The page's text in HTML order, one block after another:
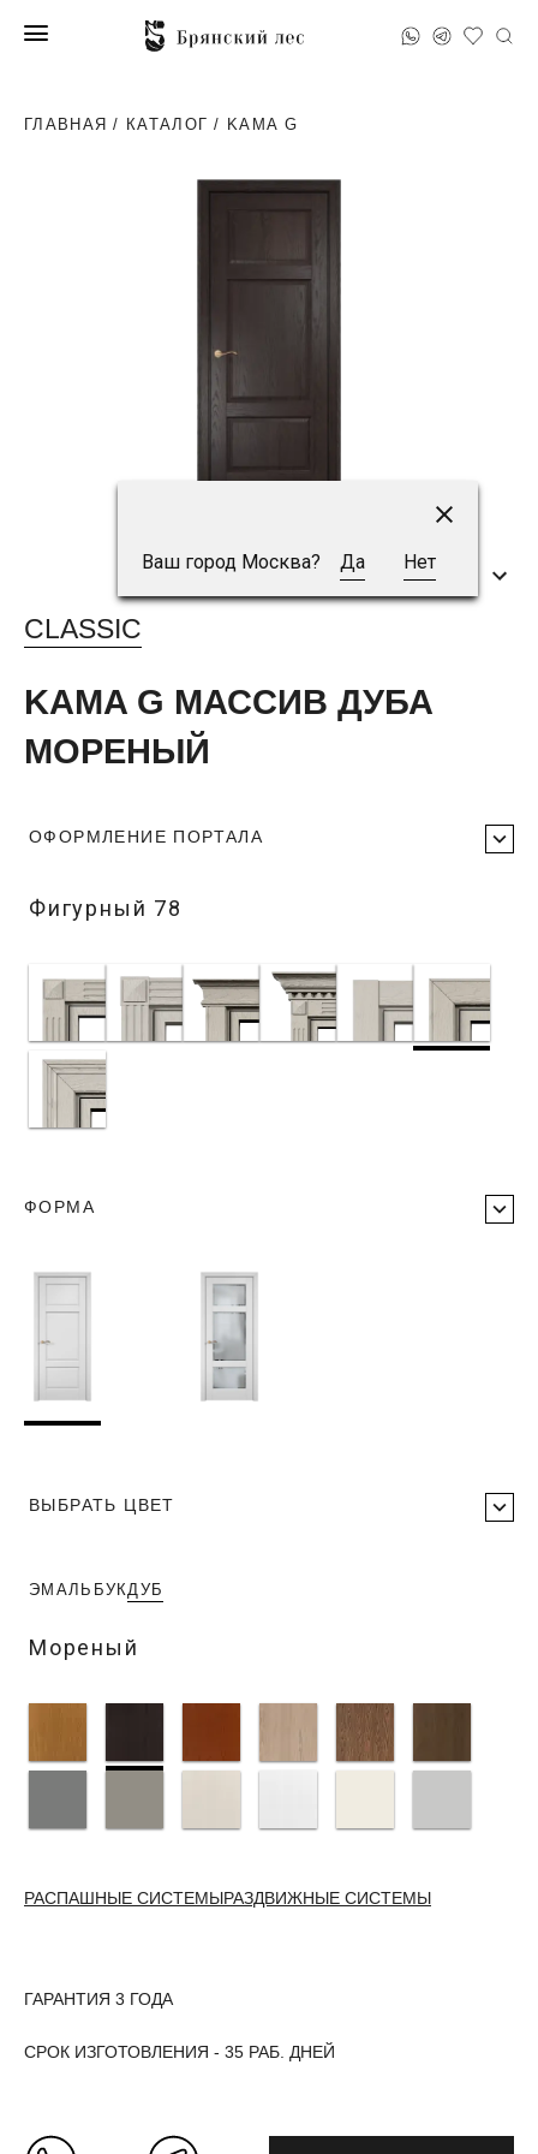
Ваш город Москва? Да Нет
ГЛАВНАЯ / КАТАЛОГ / KAMA G
CLASSIC
KAMA G МАССИВ ДУБА
МОРЕНЫЙ
ОФОРМЛЕНИЕ ПОРТАЛА
Фигурный 78
ФОРМА
ВЫБРАТЬ ЦВЕТ
ЭМАЛЬ БУК ДУБ
Мореный
РАСПАШНЫЕ СИСТЕМЫРАЗДВИЖНЫЕ СИСТЕМЫ
ГАРАНТИЯ 3 ГОДА
СРОК ИЗГОТОВЛЕНИЯ - 35 РАБ. ДНЕЙ